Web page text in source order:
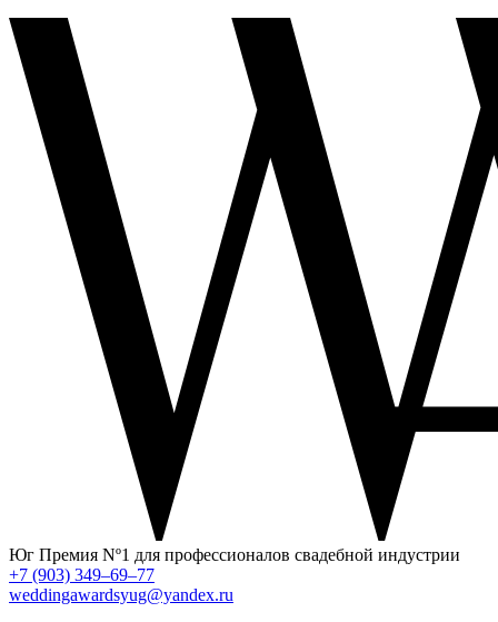
Юг Премия Nº1 для профессионалов свадебной индустрии
+7 (903) 349–69–77
weddingawardsyug@yandex.ru